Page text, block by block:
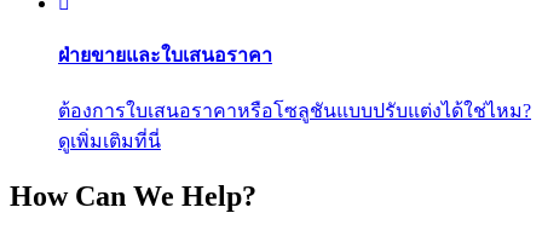
ฝ่ายขายและใบเสนอราคา
ต้องการใบเสนอราคาหรือโซลูชันแบบปรับแต่งได้ใช่ไหม?
ดูเพิ่มเติมที่นี่
How Can We Help?